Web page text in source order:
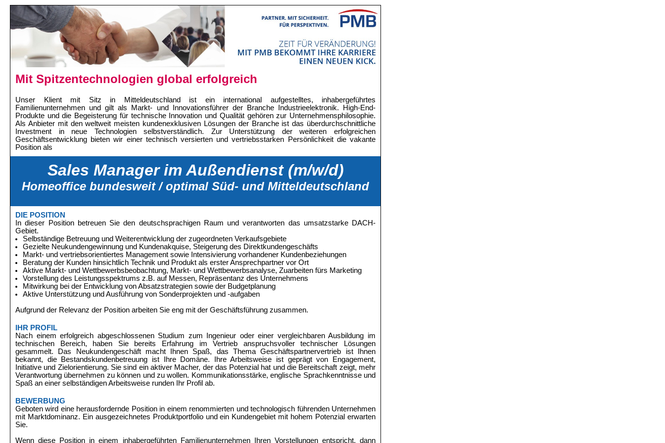
Mit Spitzentechnologien global erfolgreich
Unser Klient mit Sitz in Mitteldeutschland ist ein international aufgestelltes, inhabergeführtes
Familienunternehmen und gilt als Markt- und Innovationsführer der Branche Industrieelektronik. High-End-
Produkte und die Begeisterung für technische Innovation und Qualität gehören zur Unternehmensphilosophie.
Als Anbieter mit den weltweit meisten kundenexklusiven Lösungen der Branche ist das überdurchschnittliche
Investment in neue Technologien selbstverständlich. Zur Unterstützung der weiteren erfolgreichen
Geschäftsentwicklung bieten wir einer technisch versierten und vertriebsstarken Persönlichkeit die vakante
Position als
Sales Manager im Außendienst (m/w/d)
Homeoffice bundesweit / optimal Süd- und Mitteldeutschland
DIE POSITION
In dieser Position betreuen Sie den deutschsprachigen Raum und verantworten das umsatzstarke DACH-
Gebiet.
Selbständige Betreuung und Weiterentwicklung der zugeordneten Verkaufsgebiete
Gezielte Neukundengewinnung und Kundenakquise, Steigerung des Direktkundengeschäfts
Markt- und vertriebsorientiertes Management sowie Intensivierung vorhandener Kundenbeziehungen
Beratung der Kunden hinsichtlich Technik und Produkt als erster Ansprechpartner vor Ort
Aktive Markt- und Wettbewerbsbeobachtung, Markt- und Wettbewerbsanalyse, Zuarbeiten fürs Marketing
Vorstellung des Leistungsspektrums z.B. auf Messen, Repräsentanz des Unternehmens
Mitwirkung bei der Entwicklung von Absatzstrategien sowie der Budgetplanung
Aktive Unterstützung und Ausführung von Sonderprojekten und -aufgaben
Aufgrund der Relevanz der Position arbeiten Sie eng mit der Geschäftsführung zusammen.
IHR PROFIL
Nach einem erfolgreich abgeschlossenen Studium zum Ingenieur oder einer vergleichbaren Ausbildung im
technischen Bereich, haben Sie bereits Erfahrung im Vertrieb anspruchsvoller technischer Lösungen
gesammelt. Das Neukundengeschäft macht Ihnen Spaß, das Thema Geschäftspartnervertrieb ist Ihnen
bekannt, die Bestandskundenbetreuung ist Ihre Domäne. Ihre Arbeitsweise ist geprägt von Engagement,
Initiative und Zielorientierung. Sie sind ein aktiver Macher, der das Potenzial hat und die Bereitschaft zeigt, mehr
Verantwortung übernehmen zu können und zu wollen. Kommunikationsstärke, englische Sprachkenntnisse und
Spaß an einer selbständigen Arbeitsweise runden Ihr Profil ab.
BEWERBUNG
Geboten wird eine herausfordernde Position in einem renommierten und technologisch führenden Unternehmen
mit Marktdominanz. Ein ausgezeichnetes Produktportfolio und ein Kundengebiet mit hohem Potenzial erwarten
Sie.
Wenn diese Position in einem inhabergeführten Familienunternehmen Ihren Vorstellungen entspricht, dann